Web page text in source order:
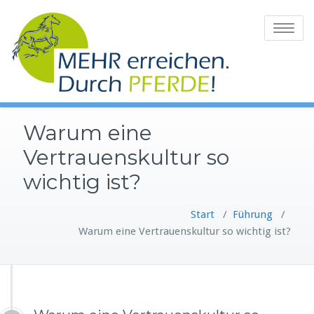
springen
Toggle
Warum eine
Vertrauenskultur so
wichtig ist?
Start / Führung /
Warum eine Vertrauenskultur so wichtig ist?